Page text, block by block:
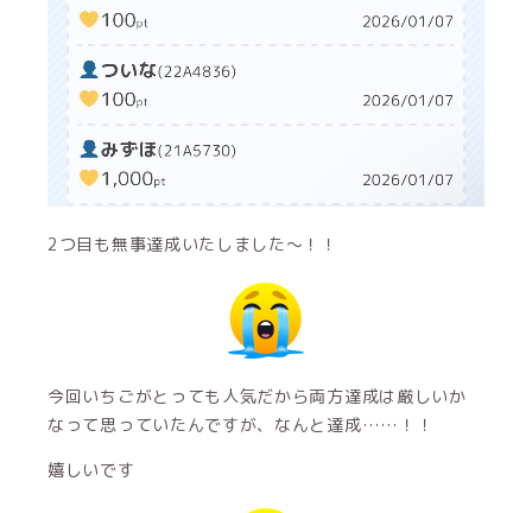
2つ目も無事達成いたしました〜！！
今回いちごがとっても人気だから両方達成は厳しいか
なって思っていたんですが、なんと達成……！！
嬉しいです